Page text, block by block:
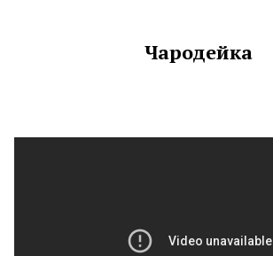
Чародейка